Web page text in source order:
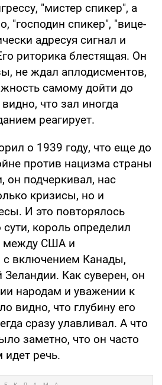
"мистер спикер", а
"господин спикер", "вице-
адресуя сигнал и
риторика блестящая. Он
не ждал аплодисментов,
самому дойти до
что зал иногда
реагирует.
о 1939 году, что еще до
против нацизма страны
он подчеркивал, нас
кризисы, но и
И это повторялось
король определил
между США и
с включением Канады,
Как суверен, он
народам и уважении к
видно, что глубину его
сразу улавливал. А что
заметно, что он часто
речь.